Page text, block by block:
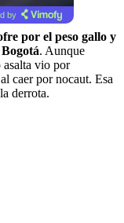
by
por el peso gallo y
. Aunque
asalta vio por
caer por nocaut. Esa
derrota.